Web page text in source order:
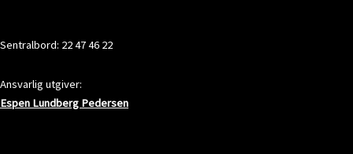
Sentralbord: 22 47 46 22
Ansvarlig utgiver:
Espen Lundberg Pedersen